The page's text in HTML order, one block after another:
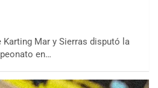
Mar y Sierras disputó la
en…